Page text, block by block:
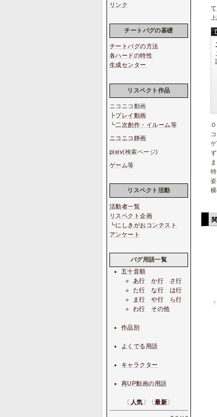
リンク
チートバグの基礎
チートバグの方法
各ハードの特性
生成センター
リスペクト作品
ニコニコ動画
┣プレイ動画
┗二次創作・イルーム等
ニコニコ静画
pixiv(検索ページ)
ゲーム等
リスペクト活動
活動者一覧
リスペクト企画
┗にしきがおコンテスト
アンケート
バグ用語一覧
五十音順
あ行
か行
さ行
た行
な行
は行
ま行
や行
ら行
わ行
その他
作品別
よくでる用語
キャラクター
再UP動画の用語
〔 人気 〕〔最新〕